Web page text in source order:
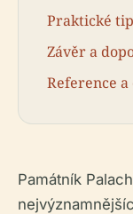
Praktické
Závěr a
Reference
Památník